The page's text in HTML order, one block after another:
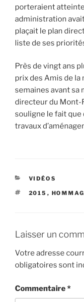
porteraient atteinte
administration
plaçait le plan
liste de ses
Près de vingt ans
prix des Amis de la
semaines avant sa
directeur du Mont-
souligne le fait que
travaux
CATÉGORIES
VIDÉOS
ÉTIQUETTES
2015 ,
Laisser un
Votre adresse
obligatoires sont
Commentaire*